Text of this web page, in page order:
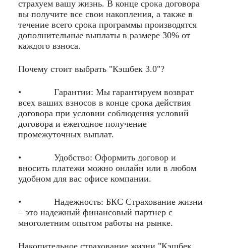
страхуем вашу жизнь. В конце срока договора
вы получите все свои накопления, а также в
течение всего срока программы производятся
дополнительные выплаты в размере 30% от
каждого взноса.
Почему стоит выбрать "Кэшбек 3.0"?
• Гарантии: Мы гарантируем возврат
всех ваших взносов в конце срока действия
договора при условии соблюдения условий
договора и ежегодное получение
промежуточных выплат.
• Удобство: Оформить договор и
вносить платежи можно онлайн или в любом
удобном для вас офисе компании.
• Надежность: БКС Страхование жизни
– это надежный финансовый партнер с
многолетним опытом работы на рынке.
Накопительное страхование жизни "Кэшбек